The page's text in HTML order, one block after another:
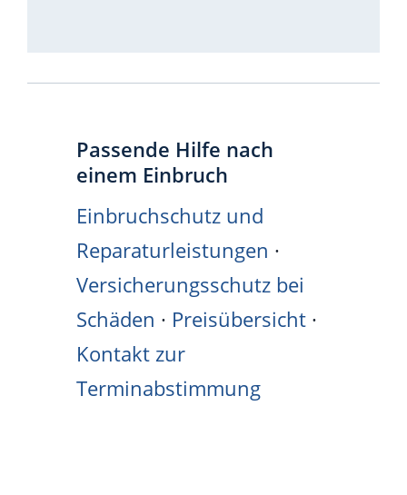
Passende Hilfe nach
einem Einbruch
Einbruchschutz und
Reparaturleistungen ·
Versicherungsschutz bei
Schäden · Preisübersicht ·
Kontakt zur
Terminabstimmung